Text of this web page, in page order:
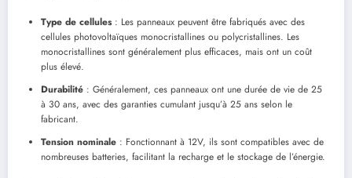
Type de cellules: Les panneaux peuvent être fabriqués avec des
cellules photovoltaïques monocristallines ou polycristallines. Les
monocristallines sont généralement plus efficaces, mais ont un coût
plus élevé.
Durabilité : Généralement, ces panneaux ont une durée de vie de 25
à 30 ans, avec des garanties cumulant jusqu’à 25 ans selon le
fabricant.
Tension nominale : Fonctionnant à 12V, ils sont compatibles avec de
nombreuses batteries, facilitant la recharge et le stockage de l’énergie.